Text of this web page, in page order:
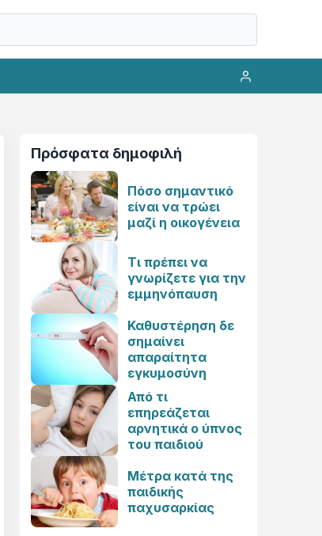
Πρόσφατα δημοφιλή
Πόσο σημαντικό
είναι να τρώει
μαζί η οικογένεια
Τι πρέπει να
γνωρίζετε για την
εμμηνόπαυση
Καθυστέρηση δε
σημαίνει
απαραίτητα
εγκυμοσύνη
Από τι
επηρεάζεται
αρνητικά ο ύπνος
του παιδιού
Μέτρα κατά της
παιδικής
παχυσαρκίας